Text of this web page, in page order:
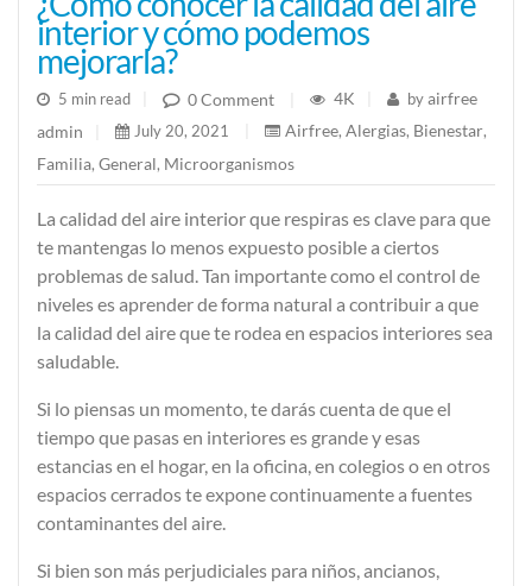
interior y cómo podemos
mejorarla?
5 min read 0 Comment 4K byairfree
admin
July 20, 2021 Airfree, Alergias, Bienestar,
Familia, General, Microorganismos
La calidad del aire interiorque respiras es clave para que
te mantengas lo menos expuesto posible a ciertos
problemas de salud. Tan importante como el control de
niveles es aprender de forma natural a contribuir a que
la calidad del aire que te rodea en espacios interiores sea
saludable.
Si lo piensas un momento, te darás cuenta de que el
tiempo que pasas en interiores es grande y esas
estancias en el hogar, en la oficina, en colegios o en otros
espacios cerrados te expone continuamente a fuentes
contaminantes del aire.
Si bien son más perjudiciales para niños, ancianos,